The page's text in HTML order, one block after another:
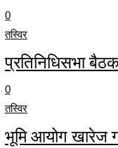
0
तस्विर
प्रतिनिधिसभा
0
तस्विर
भूमि आयोग खारेज